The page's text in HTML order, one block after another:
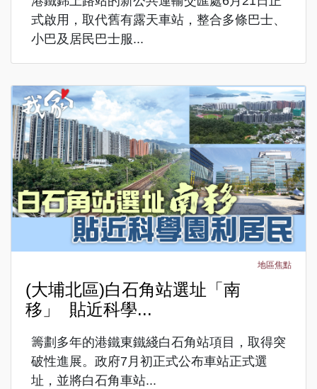
式啟用，取代舊有露天車站，整合多條巴士、
小巴及居民巴士服...
地區焦點
(大埔北區)白石角站選址「南
移」 貼近科學...
籌劃多年的港鐵東鐵綫白石角站項目，取得突
破性進展。政府7月初正式公布車站正式選
址，並將白石角車站...